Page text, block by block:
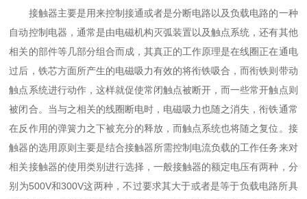
接触器主要是用来控制接通或者是分断电路以及负载电路的一种
自动控制电器，通常是由电磁机构灭弧装置以及触点系统，还有其他
相关的部件等几部分组合而成，其真正的工作原理是在线圈正在通电
过后，铁芯方面所产生的电磁吸力有效的将衔铁吸合，而衔铁则带动
触点系统进行动作，这样就促使常闭触点被断开，而一些常开触点则
被闭合。当与之相关的线圈断电时，电磁吸力也随之消失，衔铁通常
在反作用的弹簧力之下被充分的释放，而触点系统也将随之复位。接
触器的选用原则主要是结合接触器所需控制电流负载的工作任务来对
相关接触器的使用类别进行选择，一般接触器的额定电压有两种，分
别为500V和300V这两种，不过要求其大于或者是等于负载电路所具